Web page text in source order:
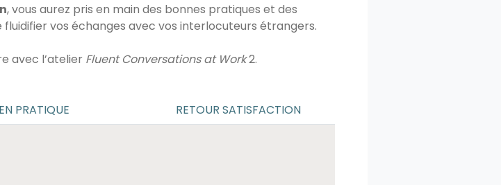
, vous aurez pris en main des bonnes pratiques et des
vos échanges avec vos interlocuteurs étrangers.
avec l’atelier Fluent Conversations at Work2.
EN PRATIQUE RETOUR SATISFACTION